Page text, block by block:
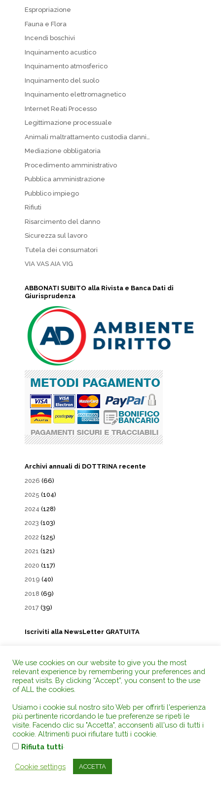
Espropriazione
Fauna e Flora
Incendi boschivi
Inquinamento acustico
Inquinamento atmosferico
Inquinamento del suolo
Inquinamento elettromagnetico
Internet Reati Processo
Legittimazione processuale
Animali maltrattamento custodia danni…
Mediazione obbligatoria
Procedimento amministrativo
Pubblica amministrazione
Pubblico impiego
Rifiuti
Risarcimento del danno
Sicurezza sul lavoro
Tutela dei consumatori
VIA VAS AIA VIG
ABBONATI SUBITO alla Rivista e Banca Dati di
Giurisprudenza
Archivi annuali di DOTTRINA recente
2026 (66)
2025 (104)
2024 (128)
2023 (103)
2022 (125)
2021 (121)
2020 (117)
2019 (40)
2018 (69)
2017 (39)
Iscriviti alla NewsLetter GRATUITA
Procedendo accetti la privacy policy
LIBRERIA ON LINE
We use cookies on our website to give you the most
relevant experience by remembering your preferences and
repeat visits. By clicking “Accept”, you consent to the use
of ALL the cookies.
Usiamo i cookie sul nostro sito Web per offrirti l'esperienza
più pertinente ricordando le tue preferenze se ripeti le
visite. Facendo clic su "Accetta", acconsenti all'uso di tutti i
cookie. Altrimenti puoi rifiutare tutti i cookie.
Rifiuta tutti
Cookie settings ACCETTA